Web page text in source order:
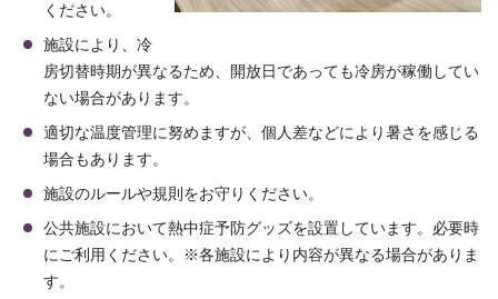
ください。
施設により、冷
房切替時期が異なるため、開放日であっても冷房が稼働してい
ない場合があります。
適切な温度管理に努めますが、個人差などにより暑さを感じる
場合もあります。
施設のルールや規則をお守りください。
公共施設において熱中症予防グッズを設置しています。必要時
にご利用ください。※各施設により内容が異なる場合がありま
す。